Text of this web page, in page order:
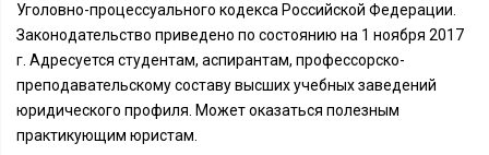
Уголовно-процессуального кодекса Российской Федерации.
Законодательство приведено по состоянию на 1 ноября 2017
г. Адресуется студентам, аспирантам, профессорско-
преподавательскому составу высших учебных заведений
юридического профиля. Может оказаться полезным
практикующим юристам.